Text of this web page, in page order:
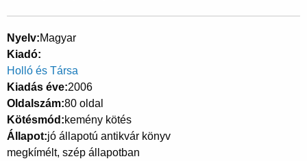
Nyelv Magyar
Kiadó
Holló és Társa
Kiadás éve 2006
Oldalszám 80 oldal
Kötésmód kemény kötés
Állapot jó állapotú antikvár könyv
megkímélt, szép állapotban